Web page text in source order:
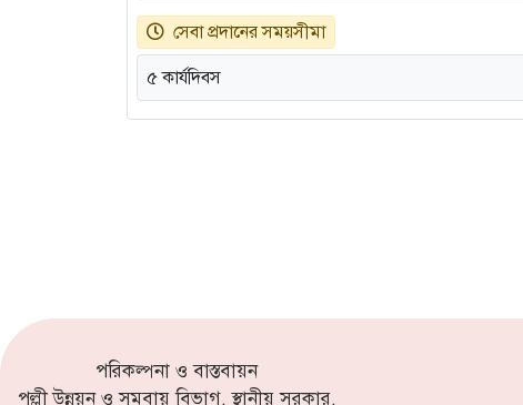
সেবা প্রদানের সময়সীমা
৫ কার্যদিবস
পরিকল্পনা ও বাস্তবায়ন
পল্লী উন্নয়ন ও সমবায় বিভাগ, স্থানীয় সরকার,